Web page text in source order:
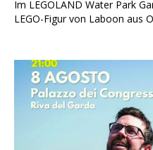
Im LEGOLAND Water Park
LEGO-Figur von Laboon aus